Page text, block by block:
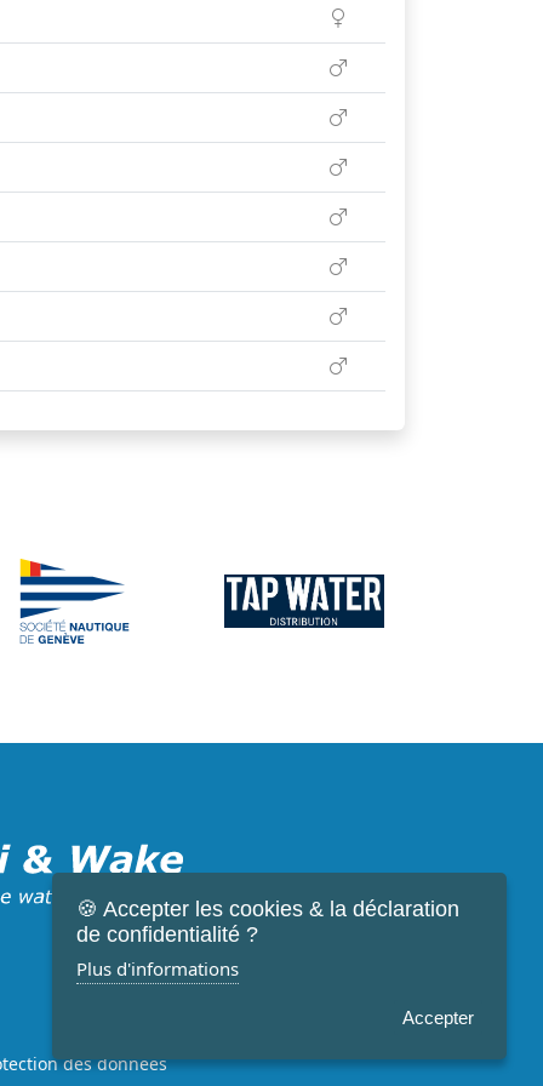
des données
🍪 Accepter les cookies & la déclaration
de confidentialité ?
Plus d'informations
Accepter